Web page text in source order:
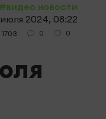
#видео новости
июля 2024, 08:22
1703 0 0